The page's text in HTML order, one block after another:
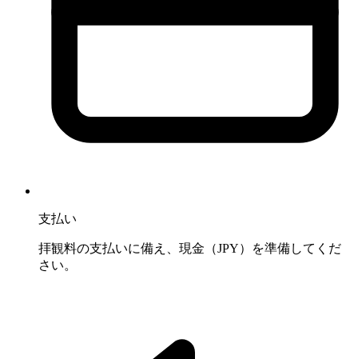
支払い
拝観料の支払いに備え、現金（JPY）を準備してくだ
さい。